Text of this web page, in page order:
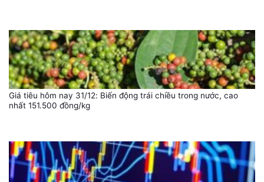
Giá tiêu hôm nay 31/12: Biến động trái chiều trong nước, cao
nhất 151.500 đồng/kg